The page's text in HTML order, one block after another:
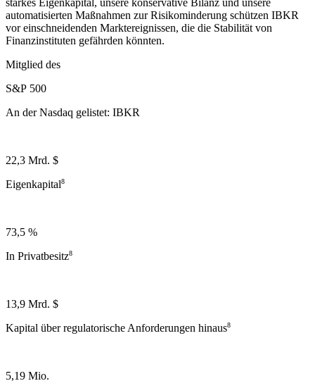
starkes Eigenkapital, unsere konservative Bilanz und unsere
automatisierten Maßnahmen zur Risikominderung schützen IBKR
vor einschneidenden Marktereignissen, die die Stabilität von
Finanzinstituten gefährden könnten.
Mitglied des
S&P 500
An der Nasdaq gelistet: IBKR
22,3 Mrd. $
Eigenkapital8
73,5 %
In Privatbesitz8
13,9 Mrd. $
Kapital über regulatorische Anforderungen hinaus8
5,19 Mio.